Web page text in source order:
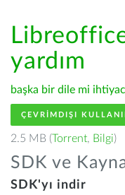
yardım
başka bir dile mi
ÇEVRIMDIŞI
2.5 MB (Torrent, Bilgi)
SDK ve
SDK'yı indir